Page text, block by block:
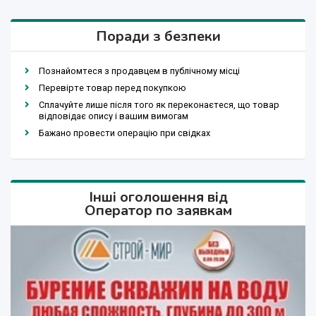
Поради з безпеки
Познайомтеся з продавцем в публічному місці
Перевірте товар перед покупкою
Сплачуйте лише після того як переконаєтеся, що товар
відповідає опису і вашим вимогам
Бажано провести операцію при свідках
Інші оголошення від
Оператор по заявкам